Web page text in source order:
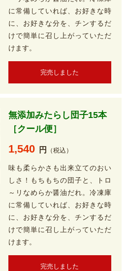
に常備していれば、お好きな時
に、お好きな分を、チンするだ
けで簡単に召し上がっていただ
けます。
完売しました
無添加みたらし団子15本
［クール便］
1,540 円 （税込）
味も柔らかさも出来立てのおい
しさ！もちもちの団子と、トロ
～リなめらか醤油だれ。冷凍庫
に常備していれば、お好きな時
に、お好きな分を、チンするだ
けで簡単に召し上がっていただ
けます。
完売しました